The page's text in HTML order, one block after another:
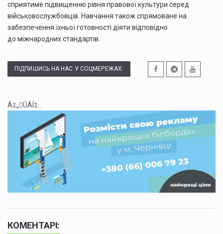
сприятиме підвищенню рівня правової культури серед
військовослужбовців. Навчання також спрямоване на
забезпечення їхньої готовності діяти відповідно
до міжнародних стандартів.
ПІДПИШИСЬ НА НАС У СОЦМЕРЕЖАХ:
Á‡„ÛÁÍ‡...
КОМЕНТАРІ: